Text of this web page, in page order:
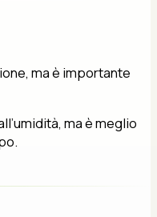
ma è importante
ma è meglio